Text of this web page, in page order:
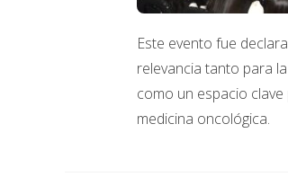
Este evento fue
relevancia tanto para
como un espacio
medicina oncológica.